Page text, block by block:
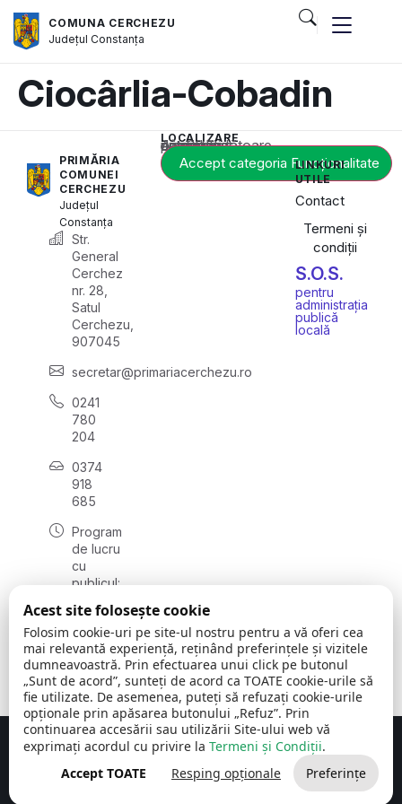
COMUNA CERCHEZU
JudețulConstanța
Ciocârlia-Cobadin
PRIMĂRIA
COMUNEI
CERCHEZU
Județul
Constanța
Str.
General
Cerchez
nr. 28,
Satul
Cerchezu,
907045
secretar@primariacerchezu.ro
0241
780
204
0374
918
685
Program
de lucru
cu
publicul:
08:00 -
16:30
, vineri:
08:00 -
14:00
LOCALIZARE
Acest conținut este blocat până când acceptați categoria corespunzătoare de cookie-uri.
Accept categoria Funcționalitate
LINKURI
UTILE
Contact
Termeni și
condiții
S.O.S.
pentru
administrația
publică
locală
Comuna Cerchezu © 2026Toate drepturile rezervate
Concept realizat de Big Media Relații Publice SRL
Acest site folosește cookie
Folosim cookie-uri pe site-ul nostru pentru a vă oferi cea
mai relevantă experiență, reținând preferințele și vizitele
dumneavoastră. Prin efectuarea unui click pe butonul
„Sunt de acord”, sunteți de acord ca TOATE cookie-urile să
fie utilizate. De asemenea, puteți să refuzați cookie-urile
opționale prin apăsarea butonului „Refuz”. Prin
continuarea accesării sau utilizării Site-ului web vă
exprimați acordul cu privire la Termeni și Condiții.
Accept TOATE
Resping opționale Preferințe